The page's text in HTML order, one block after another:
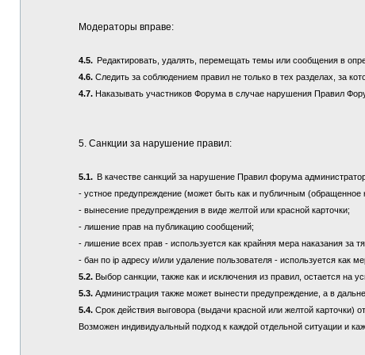
Модераторы вправе:
4.5. Редактировать, удалять, перемещать темы или сообщения в
4.6.Следить за соблюдением правил не только в тех разделах, за
4.7.Наказывать участников Форума в случае нарушения Правил
5. Санкции за нарушение правил:
5.1. В качестве санкций за нарушение Правил форума
- устное предупреждение (может быть как и публичным (обращенное
- вынесение предупреждения в виде желтой или красной карточки;
- лишение прав на публикацию сообщений;
- лишение всех прав - используется как крайняя мера наказания за
- бан по ip адресу и/или удаление пользователя - используется как
5.2.Выбор санкции, также как и исключения из правил, остается на
5.3.Администрация также может вынести предупреждение, а в
5.4.Срок действия выговора (выдачи красной или желтой карточки)
Возможен индивидуальный подход к каждой отдельной ситуации и